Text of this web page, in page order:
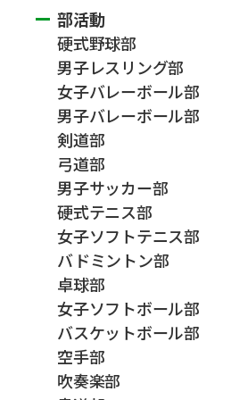
部活動
硬式野球部
男子レスリング部
女子バレーボール部
男子バレーボール部
剣道部
弓道部
男子サッカー部
硬式テニス部
女子ソフトテニス部
バドミントン部
卓球部
女子ソフトボール部
バスケットボール部
空手部
吹奏楽部